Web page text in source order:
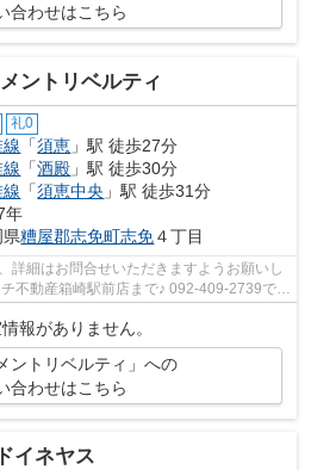
合わせはこちら
ントリベルティ
礼0
「須恵 」駅 徒歩27分
「酒殿 」駅 徒歩30分
「須恵中央 」駅 徒歩31分
年
県糟屋郡志免町志免４丁目
詳細はお問合せいただきますようお願いし
不動産箱崎駅前店まで♪ 092-409-2739で
！♪
報がありません。
ントリベルティ」への
合わせはこちら
イネヤス